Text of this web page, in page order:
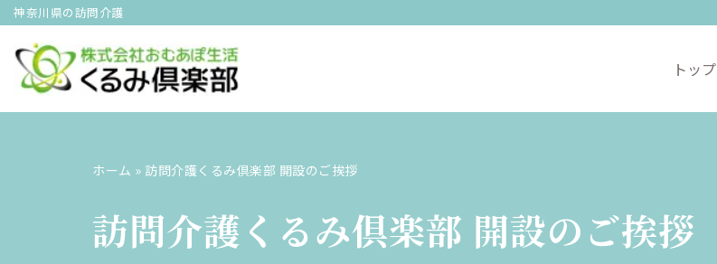
コ
ン
神奈川県の訪問介護
トップ
ホーム » 訪問介護くるみ倶楽部 開設のご挨拶
訪問介護くるみ倶楽部 開設のご挨拶